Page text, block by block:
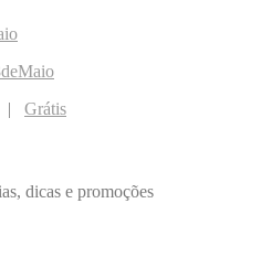
| Grátis
dicas e promoções